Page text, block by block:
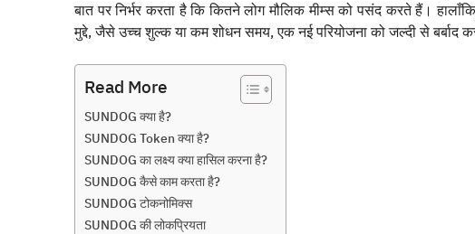
बात पर निर्भर करता है कि कितने लोग मौलिक मीम्स को पसंद करते हैं।
मुद्दे, जैसे उच्च शुल्क या कम शोधन समय, एक नई परियोजना को जल्दी से बर्बाद
Read More
SUNDOG क्या है?
SUNDOG Token क्या है?
SUNDOG का लक्ष्य क्या हासिल करना है?
SUNDOG कैसे काम करता है?
SUNDOG टोकनोमिक्स
SUNDOG की लोकप्रियता